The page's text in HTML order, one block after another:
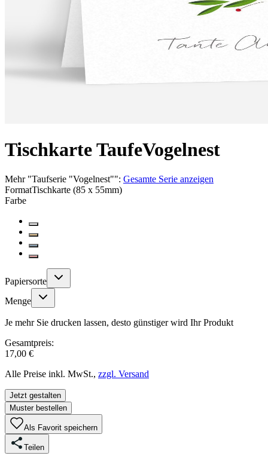
Tischkarte TaufeVogelnest
Mehr"Taufserie "Vogelnest"": Gesamte Serie anzeigen
FormatTischkarte (85 x 55mm)
Farbe
Papiersorte
Menge
Je mehr Sie drucken lassen, desto günstiger wird Ihr Produkt
Gesamtpreis:
17,00 €
Alle Preise inkl. MwSt., zzgl. Versand
Jetzt gestalten
Muster bestellen
Als Favorit speichern
Teilen